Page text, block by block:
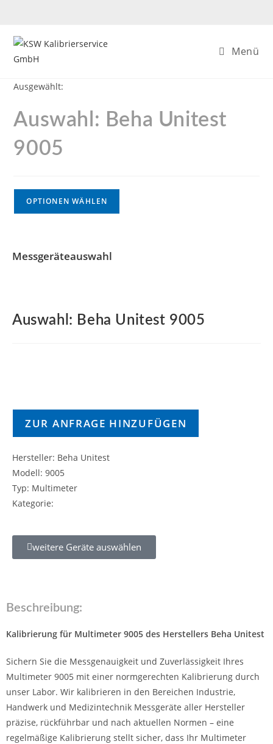
Menü
Ausgewählt:
Auswahl: Beha Unitest
9005
OPTIONEN WÄHLEN
Messgeräteauswahl
Auswahl: Beha Unitest 9005
ZUR ANFRAGE HINZUFÜGEN
Hersteller: Beha Unitest
Modell: 9005
Typ: Multimeter
Kategorie:
weitere Geräte auswählen
Beschreibung:
Kalibrierung für Multimeter 9005 des Herstellers Beha Unitest
Sichern Sie die Messgenauigkeit und Zuverlässigkeit Ihres
Multimeter 9005 mit einer normgerechten Kalibrierung durch
unser Labor. Wir kalibrieren in den Bereichen Industrie,
Handwerk und Medizintechnik Messgeräte aller Hersteller
präzise, rückführbar und nach aktuellen Normen – eine
regelmäßige Kalibrierung stellt sicher, dass Ihr Multimeter